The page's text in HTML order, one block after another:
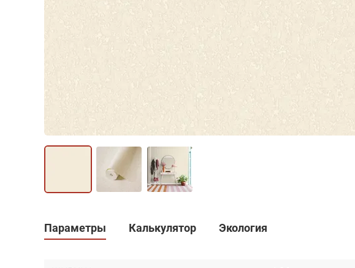
Параметры Калькулятор Экология